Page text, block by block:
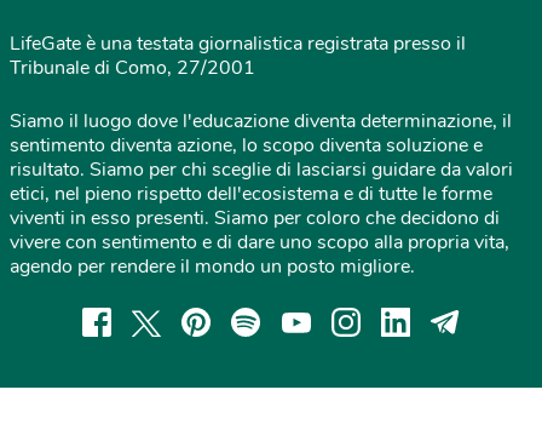
LifeGate è una testata giornalistica registrata presso il
Tribunale di Como, 27/2001
Siamo il luogo dove l'educazione diventa determinazione, il
sentimento diventa azione, lo scopo diventa soluzione e
risultato. Siamo per chi sceglie di lasciarsi guidare da valori
etici, nel pieno rispetto dell'ecosistema e di tutte le forme
viventi in esso presenti. Siamo per coloro che decidono di
vivere con sentimento e di dare uno scopo alla propria vita,
agendo per rendere il mondo un posto migliore.